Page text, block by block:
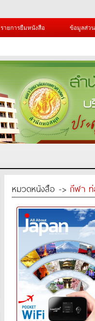
รายการยืมหนังสือ ข้อมูลส่ว
หมวดหนังสือ -> กีฬา ท่